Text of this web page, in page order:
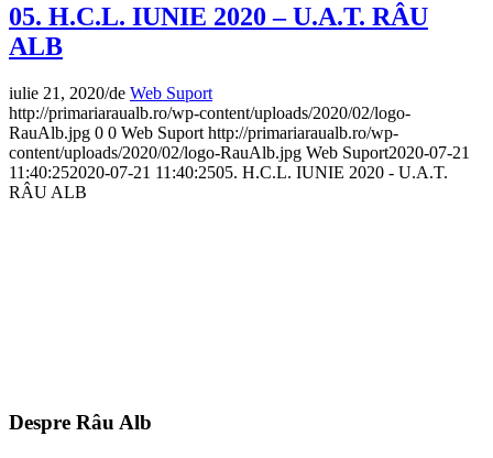
05. H.C.L. IUNIE 2020 – U.A.T. RÂU
ALB
iulie 21, 2020/de Web Suport
http://primariaraualb.ro/wp-content/uploads/2020/02/logo-
RauAlb.jpg 0 0 Web Suport http://primariaraualb.ro/wp-
content/uploads/2020/02/logo-RauAlb.jpg Web Suport2020-07-21
11:40:252020-07-21 11:40:2505. H.C.L. IUNIE 2020 - U.A.T.
RÂU ALB
Despre Râu Alb